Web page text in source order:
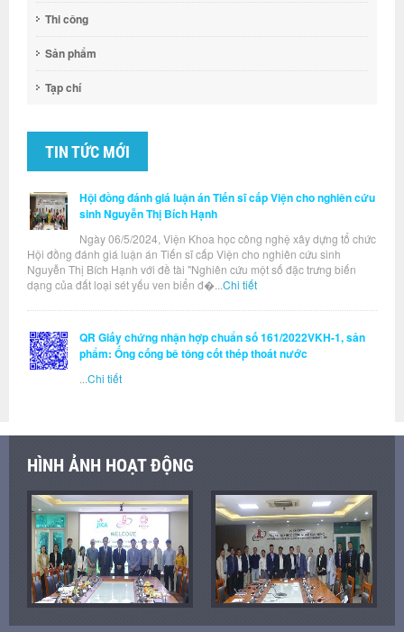
Thi công
Sản phẩm
Tạp chí
TIN TỨC MỚI
Hội đồng đánh giá luận án Tiến sĩ cấp Viện cho nghiên cứu
sinh Nguyễn Thị Bích Hạnh
Ngày 06/5/2024, Viện Khoa học công nghệ xây dựng tổ chức
Hội đồng đánh giá luận án Tiến sĩ cấp Viện cho nghiên cứu sinh
Nguyễn Thị Bích Hạnh với đề tài "Nghiên cứu một số đặc trưng biến
dạng của đất loại sét yếu ven biển đ�... Chi tiết
QR Giấy chứng nhận hợp chuẩn số 161/2022VKH-1, sản
phẩm: Ống cống bê tông cốt thép thoát nước
Chi tiết
HÌNH ẢNH HOẠT ĐỘNG